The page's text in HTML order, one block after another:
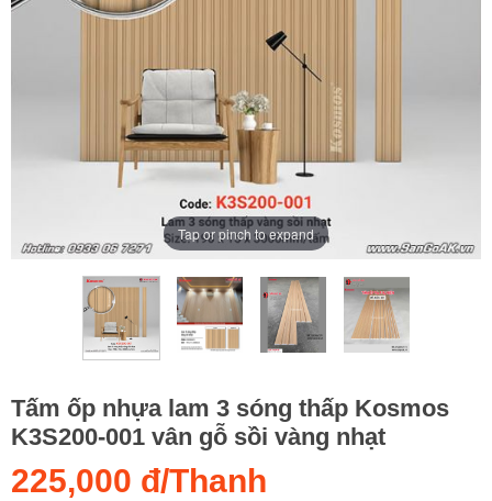
Tap or pinch to expand
Tấm ốp nhựa lam 3 sóng thấp Kosmos
K3S200-001 vân gỗ sồi vàng nhạt
225,000 đ/Thanh